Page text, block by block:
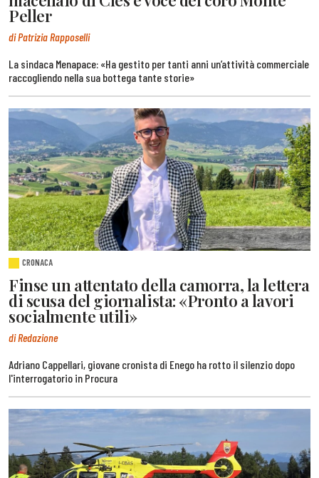
Peller
di Patrizia Rapposelli
La sindaca Menapace: «Ha gestito per tanti anni un’attività commerciale
raccogliendo nella sua bottega tante storie»
CRONACA
Finse un attentato della camorra, la lettera
di scusa del giornalista: «Pronto a lavori
socialmente utili»
di Redazione
Adriano Cappellari, giovane cronista di Enego ha rotto il silenzio dopo
l'interrogatorio in Procura